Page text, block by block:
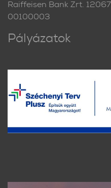
Raiffeisen Bank Zrt.
00100003
Pályázatok